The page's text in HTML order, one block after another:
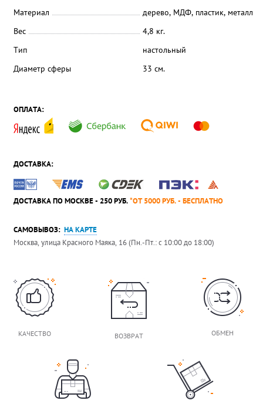
Материал
дерево, МДФ, пластик, металл
Вес
4,8 кг.
Тип
настольный
Диаметр сферы
33 см.
ОПЛАТА:
ДОСТАВКА:
ДОСТАВКА ПО МОСКВЕ - 250 РУБ.*ОТ 5000 РУБ. - БЕСПЛАТНО
САМОВЫВОЗ: НА КАРТЕ
Москва, улица Красного Маяка, 16 (Пн.-Пт.: с 10:00 до 18:00)
КАЧЕСТВО ВОЗВРАТ ОБМЕН